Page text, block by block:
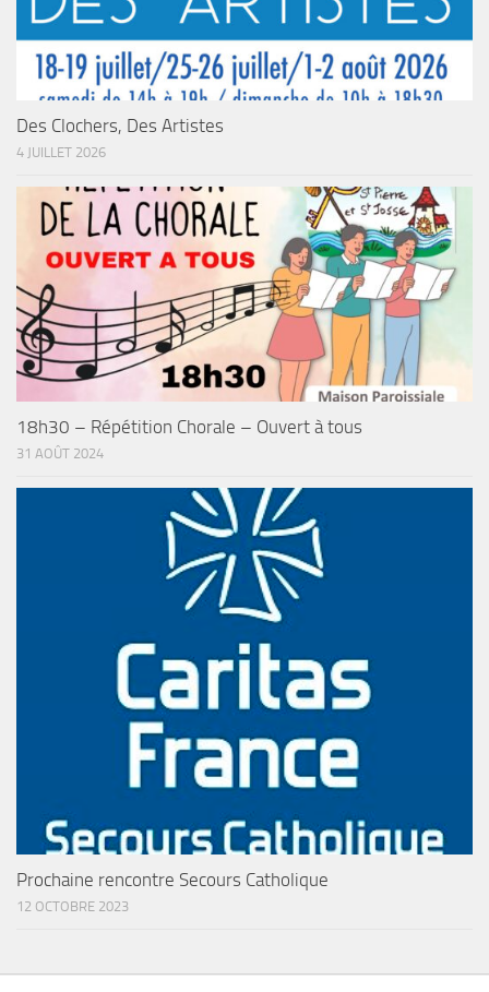
Des Clochers, Des Artistes
4 JUILLET 2026
18h30 – Répétition Chorale – Ouvert à tous
31 AOÛT 2024
Prochaine rencontre Secours Catholique
12 OCTOBRE 2023